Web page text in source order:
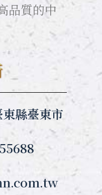
品質的中
縣臺東市